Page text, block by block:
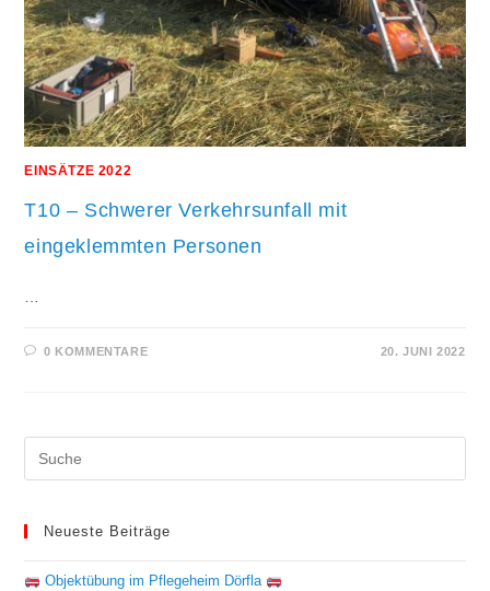
EINSÄTZE 2022
T10 – Schwerer Verkehrsunfall mit
eingeklemmten Personen
…
0 KOMMENTARE 20. JUNI 2022
Neueste Beiträge
Objektübung im Pflegeheim Dörfla